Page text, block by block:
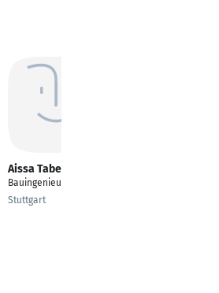
Aissa Taberkokt
Bauingenieur
Stuttgart